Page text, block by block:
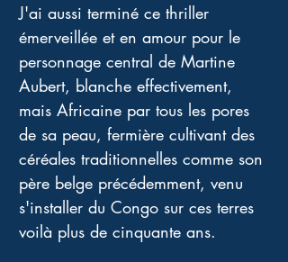
J'ai aussi terminé ce thriller
émerveillée et en amour pour le
personnage central de Martine
Aubert, blanche effectivement,
mais Africaine par tous les pores
de sa peau, fermière cultivant des
céréales traditionnelles comme son
père belge précédemment, venu
s'installer du Congo sur ces terres
voilà plus de cinquante ans.